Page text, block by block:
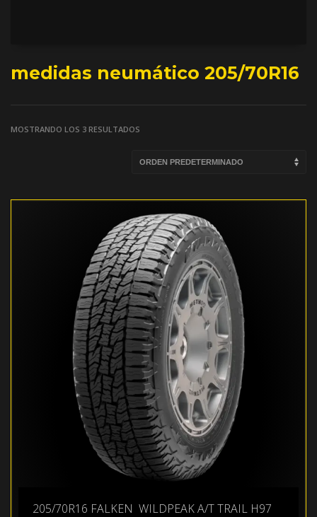
medidas neumático 205/70R16
MOSTRANDO LOS 3 RESULTADOS
205/70R16 FALKEN WILDPEAK A/T TRAIL H97